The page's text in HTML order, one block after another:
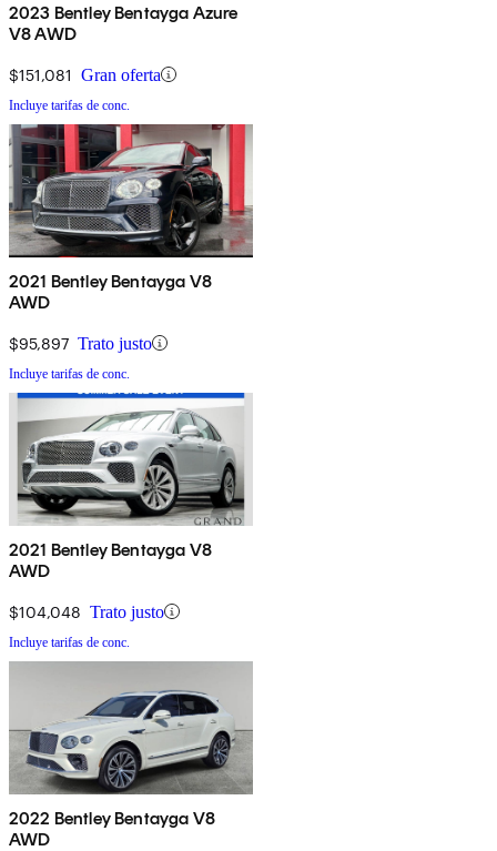
2023 Bentley Bentayga Azure
V8 AWD
$151,081 Gran oferta
Incluye tarifas de conc.
2021 Bentley Bentayga V8
AWD
$95,897 Trato justo
Incluye tarifas de conc.
2021 Bentley Bentayga V8
AWD
$104,048 Trato justo
Incluye tarifas de conc.
2022 Bentley Bentayga V8
AWD